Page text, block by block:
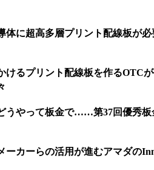
体に超高多層プリント配線板が
けるプリント配線板を作るOTC
うやって板金で……第37回優秀板
ーカーらの活用が進むアマダの